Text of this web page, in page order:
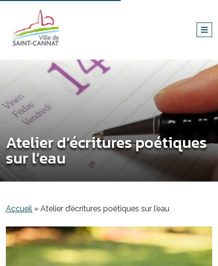
Atelier d’écritures poétiques
sur l’eau
Accueil » Atelier d’écritures poétiques sur l’eau